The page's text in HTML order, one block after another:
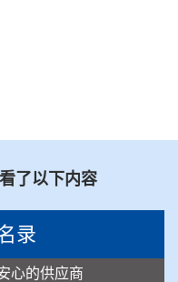
了以下内容
录
心的供应商